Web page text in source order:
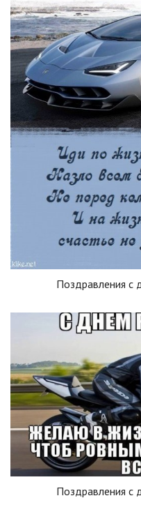
Поздравления с
Поздравления с